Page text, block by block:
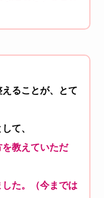
ることが、とて
て、
教えていただ
た。（今までは